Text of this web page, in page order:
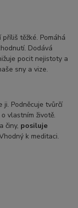
těžké. Pomáhá
Dodává
pocit nejistoty a
sny a vize.
ji. Podněcuje tvůrčí
vlastním životě.
činy, posiluje
k meditaci.